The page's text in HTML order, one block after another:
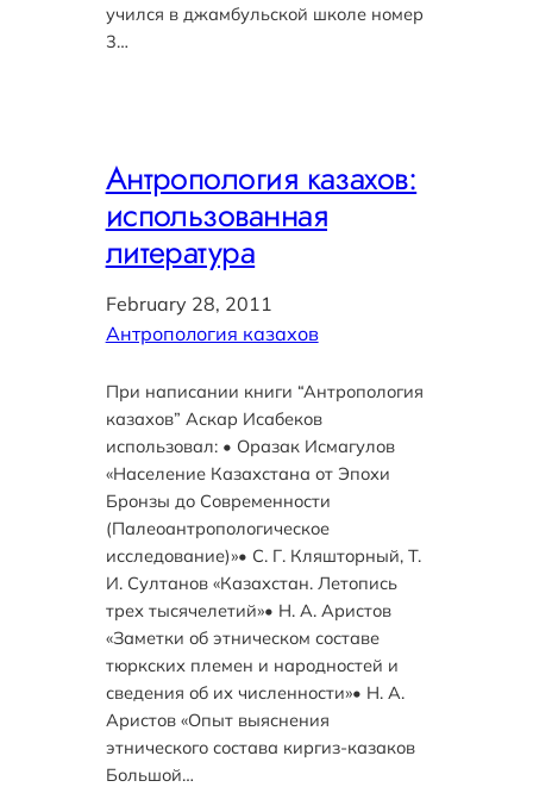
учился в джамбульской школе номер
3…
Антропология казахов:
использованная
литература
February 28, 2011
Антропология казахов
При написании книги “Антропология
казахов” Аскар Исабеков
использовал: • Оразак Исмагулов
«Население Казахстана от Эпохи
Бронзы до Современности
(Палеоантропологическое
исследование)»• С. Г. Кляшторный, Т.
И. Султанов «Казахстан. Летопись
трех тысячелетий»• Н. А. Аристов
«Заметки об этническом составе
тюркских племен и народностей и
сведения об их численности»• Н. А.
Аристов «Опыт выяснения
этнического состава киргиз-казаков
Большой…